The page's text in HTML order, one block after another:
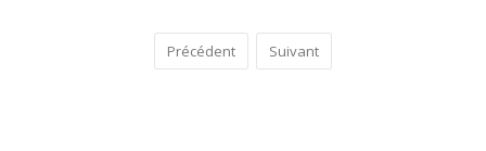
Précédent Suivant